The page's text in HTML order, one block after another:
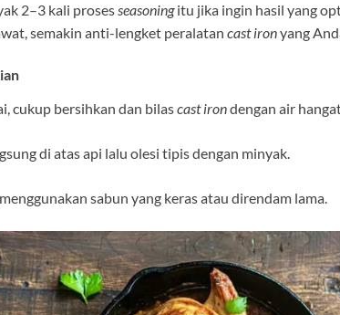
2–3 kali prosesseasoningitu jika ingin hasil yang
semakin anti-lengket peralatan cast ironyang
cukup bersihkan dan bilascast irondengan air
di atas api lalu olesi tipis dengan minyak.
sabun yang keras atau direndam lama.